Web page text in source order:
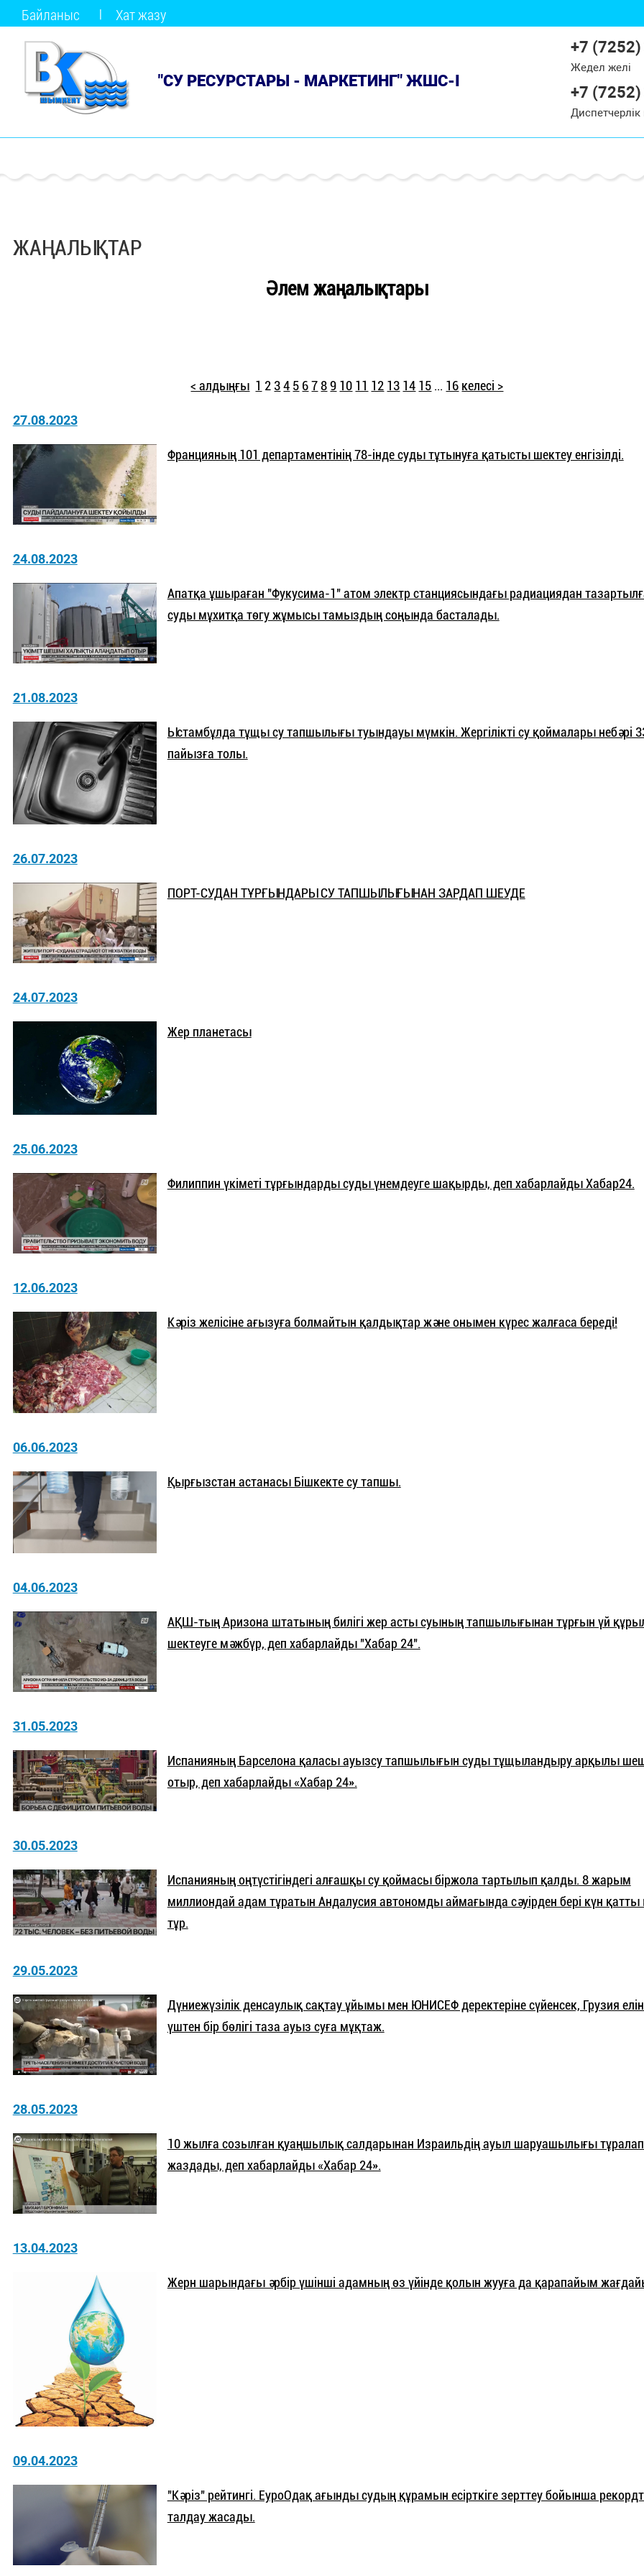
Байланыс Хат жазу
"СУ РЕСУРСТАРЫ - МАРКЕТИНГ" ЖШС-І
+7
Жедел желі
+7
ЖАҢАЛЫҚТАР
Әлем жаңалықтары
< алдыңғы 1 2 3 4 5 6 7 8 9 10 11 12 13 14 15 ... 16 келесі >
27.08.2023
Францияның 101 департаментінің 78-інде суды тұтынуға қатысты шектеу енгізілді.
24.08.2023
Апатқа ұшыраған "Фукусима-1" атом электр станциясындағы радиациядан
суды мұхитқа төгу жұмысы тамыздың соңында басталады.
21.08.2023
Ыстамбұлда тұщы су тапшылығы туындауы мүмкін. Жергілікті су қоймалары небәрі
пайызға толы.
26.07.2023
ПОРТ-СУДАН ТҰРҒЫНДАРЫ СУ ТАПШЫЛЫҒЫНАН ЗАРДАП ШЕУДЕ
24.07.2023
Жер планетасы
25.06.2023
Филиппин үкіметі тұрғындарды суды үнемдеуге шақырды, деп хабарлайды Хабар24.
12.06.2023
Кәріз желісіне ағызуға болмайтын қалдықтар және онымен күрес жалғаса береді!
06.06.2023
Қырғызстан астанасы Бішкекте су тапшы.
04.06.2023
АҚШ-тың Аризона штатының билігі жер асты суының тапшылығынан тұрғын үй
шектеуге мәжбүр, деп хабарлайды "Хабар 24".
31.05.2023
Испанияның Барселона қаласы ауызсу тапшылығын суды тұщыландыру арқылы
отыр, деп хабарлайды «Хабар 24».
30.05.2023
Испанияның оңтүстігіндегі алғашқы су қоймасы біржола тартылып қалды. 8 жарым
миллиондай адам тұратын Андалусия автономды аймағында сәуірден бері күн
тұр.
29.05.2023
Дүниежүзілік денсаулық сақтау ұйымы мен ЮНИСЕФ деректеріне сүйенсек, Грузия
үштен бір бөлігі таза ауыз суға мұқтаж.
28.05.2023
10 жылға созылған қуаңшылық салдарынан Израильдің ауыл шаруашылығы
жаздады, деп хабарлайды «Хабар 24».
13.04.2023
Жерн шарындағы әрбір үшінші адамның өз үйінде қолын жууға да қарапайым
09.04.2023
"Кәріз" рейтингі. ЕуроОдақ ағынды судың құрамын есірткіге зерттеу бойынша
талдау жасады.